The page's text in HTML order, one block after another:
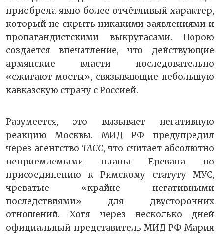
приобрела явно более отчётливый характер,
который не скрыть никакими заявлениями и
пропагандистскими выкрутасами. Порою
создаётся впечатление, что действующие
армянские власти последовательно
«сжигают мосты», связывающие небольшую
кавказскую страну с Россией.
Разумеется, это вызывает негативную
реакцию Москвы. МИД РФ предупредил
через агентство ТАСС, что считает абсолютно
неприемлемыми планы Еревана по
присоединению к Римскому статуту МУС,
чреватые «крайне негативными
последствиями» для двусторонних
отношений. Хотя через несколько дней
официальный представитель МИД РФ Мария